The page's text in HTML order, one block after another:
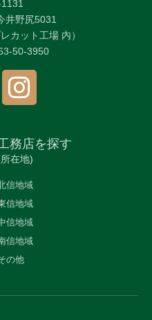
井野尻5031
カット工場 内）
50-3950
務店を探す
在地)
信地域
信地域
信地域
信地域
の他